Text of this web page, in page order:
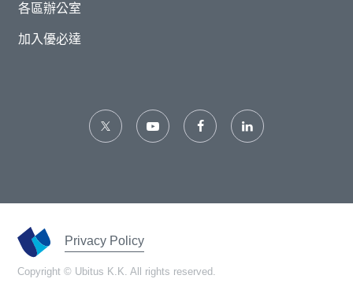
各區辦公室
加入優必達
Privacy Policy
Copyright © Ubitus K.K. All rights reserved.